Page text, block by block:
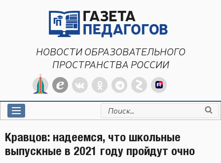
НОВОСТИ ОБРАЗОВАТЕЛЬНОГО
ПРОСТРАНСТВА РОССИИ
Искать:
Кравцов: надеемся, что школьные
выпускные в 2021 году пройдут очно